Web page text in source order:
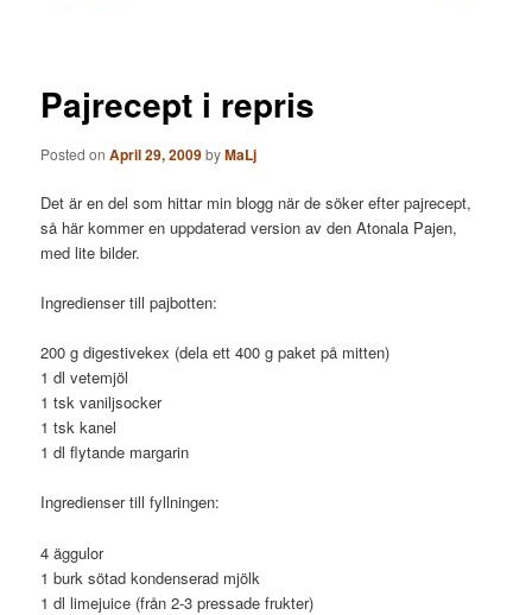
Pajrecept i repris
Posted onApril 29, 2009byMaLj
Det är en del som hittar min blogg när de söker efter pajrecept,
så här kommer en uppdaterad version av den Atonala Pajen,
med lite bilder.
Ingredienser till pajbotten:
200 g digestivekex (dela ett 400 g paket på mitten)
1 dl vetemjöl
1 tsk vaniljsocker
1 tsk kanel
1 dl flytande margarin
Ingredienser till fyllningen:
4 äggulor
1 burk sötad kondenserad mjölk
1 dl limejuice (från 2-3 pressade frukter)